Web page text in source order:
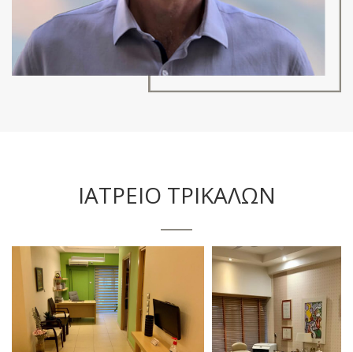
ΙΑΤΡΕΙΟ ΤΡΙΚΑΛΩΝ